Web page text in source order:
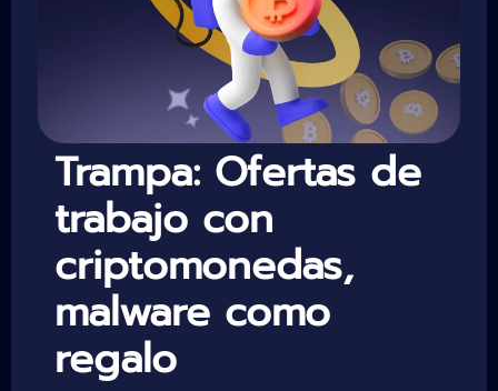
Trampa: Ofertas de
trabajo con
criptomonedas,
malware como
regalo